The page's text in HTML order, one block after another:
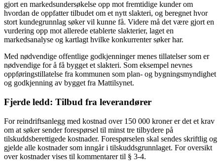
gjort en markedsundersøkelse opp mot fremtidige kunder om
hvordan de oppfatter tilbudet om et nytt slakteri, og beregnet hvor
stort kundegrunnlag søker vil kunne få. Videre må det være gjort en
vurdering opp mot allerede etablerte slakterier, laget en
markedsanalyse og kartlagt hvilke konkurrenter søker har.
Med nødvendige offentlige godkjenninger menes tillatelser som er
nødvendige for å få bygget et slakteri. Som eksempel nevnes
oppføringstillatelse fra kommunen som plan- og bygningsmyndighet
og godkjenning av bygget fra Mattilsynet.
Fjerde ledd: Tilbud fra leverandører
For reindriftsanlegg med kostnad over 150 000 kroner er det et krav
om at søker sender forespørsel til minst tre tilbydere på
tilskuddsberettigede kostnader. Forespørselen skal sendes skriftlig og
gjelde alle kostnader som inngår i tilskuddsgrunnlaget. For oversikt
over kostnader vises til kommentarer til § 3-4.